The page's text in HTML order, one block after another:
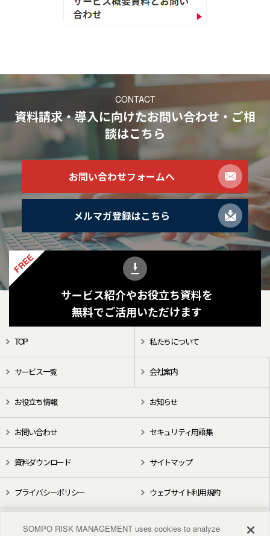
CONTACT
資料請求・導入に向けたお問い合わせ・ご相
談はこちら
お問い合わせフォームへ
メルマガ登録はこちら
FREE
サービス紹介やお役立ち資料を
無料でご活用いただけます
TOP 私たちについて
サービス一覧 会社案内
お役立ち情報 お知らせ
お問い合わせ セキュリティ用語集
資料ダウンロード サイトマップ
プライバシーポリシー ウェブサイト利用規約
X（旧Twitter） YouTube
SOMPO RISK MANAGEMENT uses cookies to analyze